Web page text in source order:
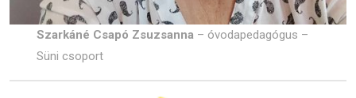
Szarkáné Csapó Zsuzsanna– óvodapedagógus –
Süni csoport